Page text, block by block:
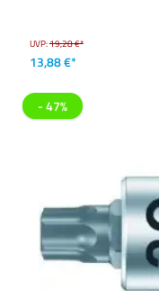
UVP:19,28 €*
13,88 €*
- 47%